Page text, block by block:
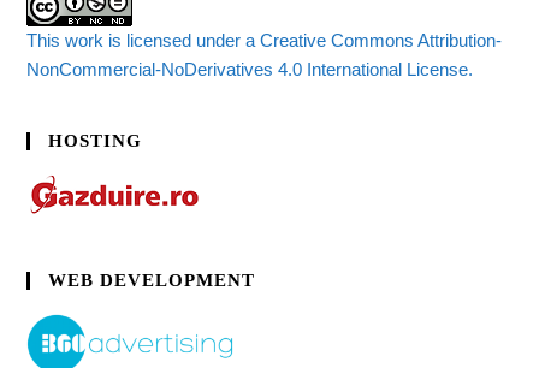
This work is licensed under a Creative Commons Attribution-
NonCommercial-NoDerivatives 4.0 International License.
HOSTING
WEB DEVELOPMENT